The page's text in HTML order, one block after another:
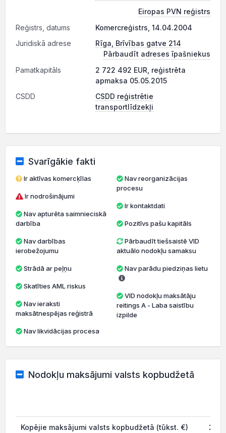
Eiropas PVN reģistrs
Reģistrs, datums
Komercreģistrs, 14.04.2004
Juridiskā adrese
Rīga, Brīvības gatve 214
Pārbaudīt adreses īpašniekus
Pamatkapitāls
2 722 492 EUR, reģistrēta
apmaksa 05.05.2015
CSDD
CSDD reģistrētie
transportlīdzekļi
Svarīgākie fakti
Ir aktīvas komercķīlas
Ir nodrošinājumi
darbība
ierobežojumu
Strādā ar peļņu
Skatīties AML riskus
maksātnespējas reģistrā
Nav likvidācijas procesa
Nav reorganizācijas
procesu
Ir kontaktdati
Pozitīvs pašu kapitāls
Pārbaudīt tiešsaistē VID
aktuālo nodokļu samaksu
Nav parādu piedziņas lietu
VID nodokļu maksātāju
reitings A - Laba saistību
izpilde
Nodokļu maksājumi valsts kopbudžetā
Kopējie maksājumi valsts kopbudžetā (tūkst. €)